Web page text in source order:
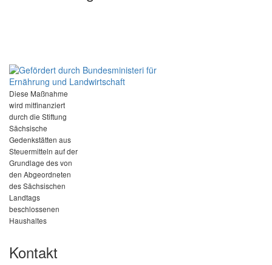
Diese Maßnahme
wird mitfinanziert
durch die Stiftung
Sächsische
Gedenkstätten aus
Steuermitteln auf der
Grundlage des von
den Abgeordneten
des Sächsischen
Landtags
beschlossenen
Haushaltes
Kontakt